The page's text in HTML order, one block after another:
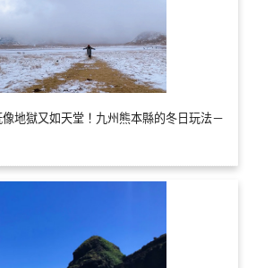
地獄又如天堂！九州熊本縣的冬日玩法－